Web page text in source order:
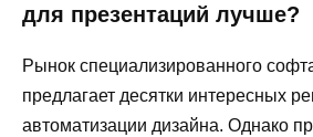
для презентаций лучше?
Рынок специализированного
предлагает десятки интересных
автоматизации дизайна. Однако